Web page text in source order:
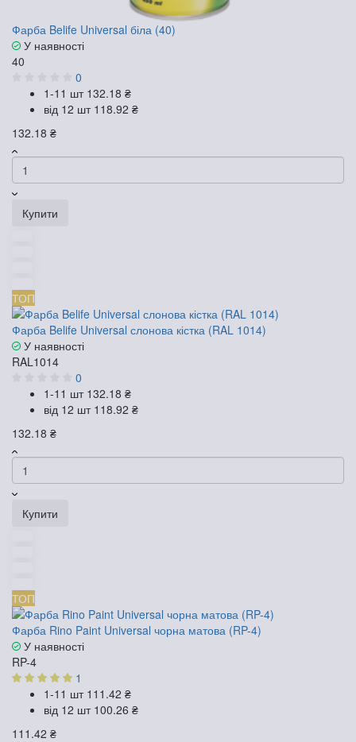
Фарба Belife Universal біла (40)
У наявності
40
0
1-11 шт 132.18 ₴
від 12 шт 118.92 ₴
132.18 ₴
Купити
ТОП
Фарба Belife Universal слонова кістка (RAL 1014)
У наявності
RAL1014
0
1-11 шт 132.18 ₴
від 12 шт 118.92 ₴
132.18 ₴
Купити
ТОП
Фарба Rino Paint Universal чорна матова (RP-4)
У наявності
RP-4
1
1-11 шт 111.42 ₴
від 12 шт 100.26 ₴
111.42 ₴